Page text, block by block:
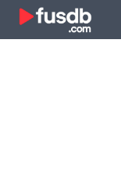
Zum Inhalt